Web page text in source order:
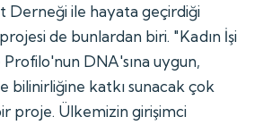
Derneği ile hayata geçirdiği
de bunlardan biri. "Kadın İşi
DNA'sına uygun,
bilinirliğine katkı sunacak çok
proje. Ülkemizin girişimci